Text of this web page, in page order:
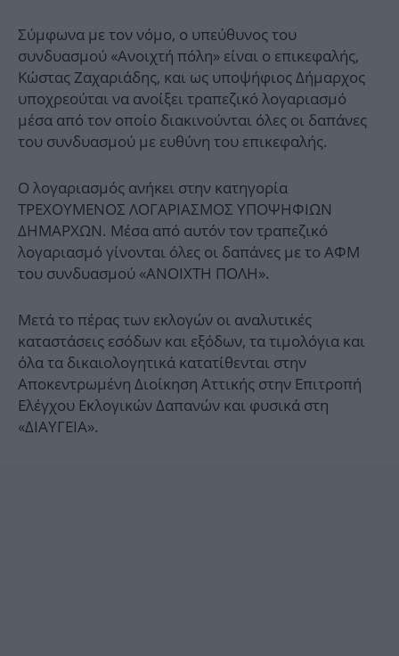
Σύμφωνα με τον νόμο, ο υπεύθυνος του
συνδυασμού «Ανοιχτή πόλη» είναι ο επικεφαλής,
Κώστας Ζαχαριάδης, και ως υποψήφιος Δήμαρχος
υποχρεούται να ανοίξει τραπεζικό λογαριασμό
μέσα από τον οποίο διακινούνται όλες οι δαπάνες
του συνδυασμού με ευθύνη του επικεφαλής.
Ο λογαριασμός ανήκει στην κατηγορία
ΤΡΕΧΟΥΜΕΝΟΣ ΛΟΓΑΡΙΑΣΜΟΣ ΥΠΟΨΗΦΙΩΝ
ΔΗΜΑΡΧΩΝ. Μέσα από αυτόν τον τραπεζικό
λογαριασμό γίνονται όλες οι δαπάνες με το ΑΦΜ
του συνδυασμού «ΑΝΟΙΧΤΗ ΠΟΛΗ».
Μετά το πέρας των εκλογών οι αναλυτικές
καταστάσεις εσόδων και εξόδων, τα τιμολόγια και
όλα τα δικαιολογητικά κατατίθενται στην
Αποκεντρωμένη Διοίκηση Αττικής στην Επιτροπή
Ελέγχου Εκλογικών Δαπανών και φυσικά στη
«ΔΙΑΥΓΕΙΑ».